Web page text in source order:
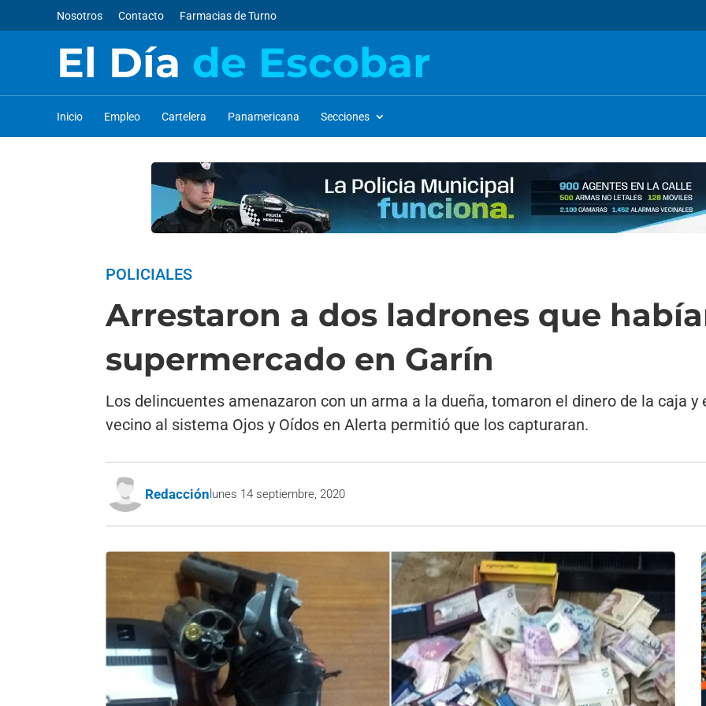
Nosotros Contacto Farmacias de Turno
El Día de Escobar
Inicio Empleo Cartelera Panamericana Secciones
POLICIALES
Arrestaron a dos ladrones que
supermercado en Garín
Los delincuentes amenazaron con un arma a la dueña, tomaron el dinero de la caja y
vecino al sistema Ojos y Oídos en Alerta permitió que los capturaran.
Redacción lunes 14 septiembre, 2020